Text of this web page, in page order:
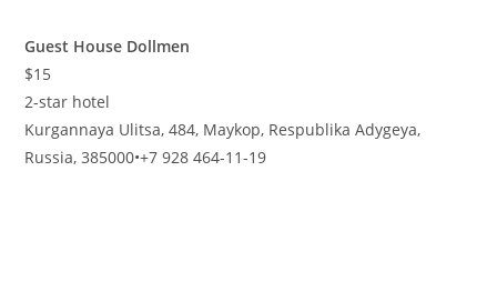
Guest House Dollmen
$15
2-star hotel
Kurgannaya Ulitsa, 484, Maykop, Respublika Adygeya,
Russia, 385000•+7 928 464-11-19